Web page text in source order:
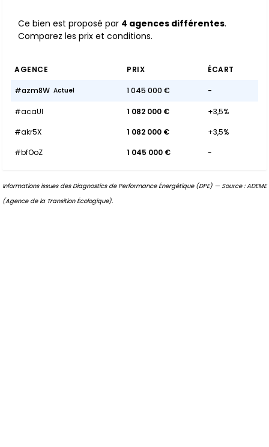
Ce bien est proposé par 4 agences différentes.
Comparez les prix et conditions.
AGENCE PRIX ÉCART
#azm8W Actuel 1 045 000 € -
#acaUI 1 082 000 €
+3,5%
#akr5X
1 082 000 €
+3,5%
#bfOoZ
1 045 000 € -
Informations issues des Diagnostics de Performance Énergétique (DPE) — Source : ADEME
(Agence de la Transition Écologique).